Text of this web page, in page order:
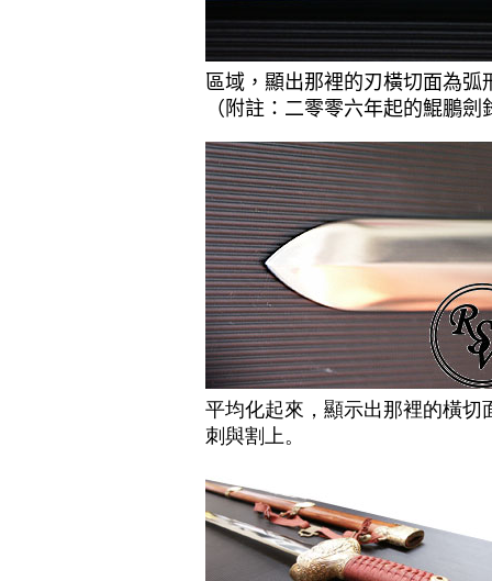
區域，顯出那裡的刃橫切面為
（附註：二零零六年起的鯤鵬
平均化起來，顯示出那裡的橫
刺與割上。